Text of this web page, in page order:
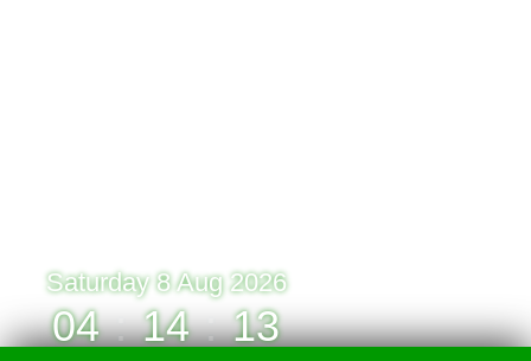
Saturday 8 Aug 2026
04 : 14 : 13